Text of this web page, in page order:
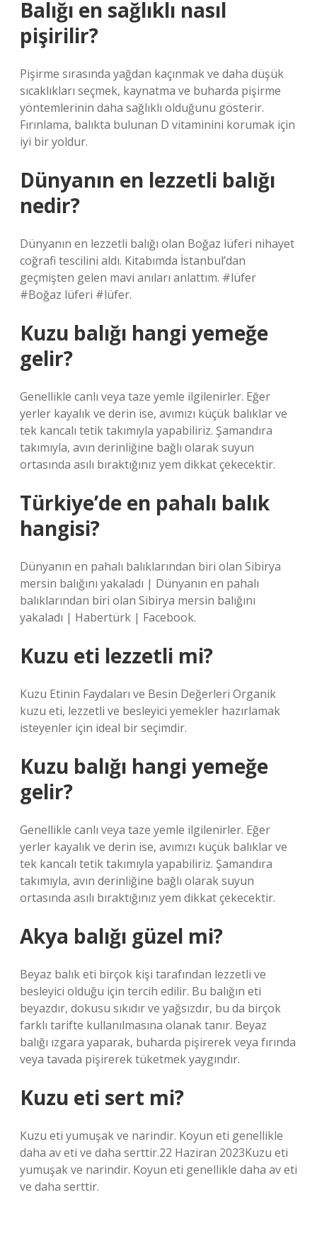
Balığı en sağlıklı nasıl
pişirilir?
Pişirme sırasında yağdan kaçınmak ve daha düşük
sıcaklıkları seçmek, kaynatma ve buharda pişirme
yöntemlerinin daha sağlıklı olduğunu gösterir.
Fırınlama, balıkta bulunan D vitaminini korumak için
iyi bir yoldur.
Dünyanın en lezzetli balığı
nedir?
Dünyanın en lezzetli balığı olan Boğaz lüferi nihayet
coğrafi tescilini aldı. Kitabımda İstanbul’dan
geçmişten gelen mavi anıları anlattım. #lüfer
#Boğaz lüferi #lüfer.
Kuzu balığı hangi yemeğe
gelir?
Genellikle canlı veya taze yemle ilgilenirler. Eğer
yerler kayalık ve derin ise, avımızı küçük balıklar ve
tek kancalı tetik takımıyla yapabiliriz. Şamandıra
takımıyla, avın derinliğine bağlı olarak suyun
ortasında asılı bıraktığınız yem dikkat çekecektir.
Türkiye’de en pahalı balık
hangisi?
Dünyanın en pahalı balıklarından biri olan Sibirya
mersin balığını yakaladı | Dünyanın en pahalı
balıklarından biri olan Sibirya mersin balığını
yakaladı | Habertürk | Facebook.
Kuzu eti lezzetli mi?
Kuzu Etinin Faydaları ve Besin Değerleri Organik
kuzu eti, lezzetli ve besleyici yemekler hazırlamak
isteyenler için ideal bir seçimdir.
Kuzu balığı hangi yemeğe
gelir?
Genellikle canlı veya taze yemle ilgilenirler. Eğer
yerler kayalık ve derin ise, avımızı küçük balıklar ve
tek kancalı tetik takımıyla yapabiliriz. Şamandıra
takımıyla, avın derinliğine bağlı olarak suyun
ortasında asılı bıraktığınız yem dikkat çekecektir.
Akya balığı güzel mi?
Beyaz balık eti birçok kişi tarafından lezzetli ve
besleyici olduğu için tercih edilir. Bu balığın eti
beyazdır, dokusu sıkıdır ve yağsızdır, bu da birçok
farklı tarifte kullanılmasına olanak tanır. Beyaz
balığı ızgara yaparak, buharda pişirerek veya fırında
veya tavada pişirerek tüketmek yaygındır.
Kuzu eti sert mi?
Kuzu eti yumuşak ve narindir. Koyun eti genellikle
daha av eti ve daha serttir.22 Haziran 2023Kuzu eti
yumuşak ve narindir. Koyun eti genellikle daha av eti
ve daha serttir.